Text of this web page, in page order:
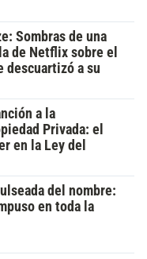
Sombras de una
de Netflix sobre el
descuartizó a su
a la
Privada: el
en la Ley del
del nombre:
en toda la